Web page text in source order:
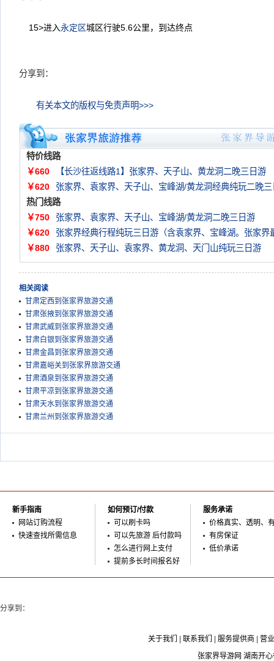
15>进入永定区城区行驶5.6公里，到达终点
分享到：
有关本文的版权与免责声明>>>
特价线路
￥660
【长沙往返线路1】张家界、天子山、黄龙洞二晚三日游
￥620
张家界、袁家界、天子山、宝峰湖/黄龙洞经典纯玩二晚三
热门线路
￥750
张家界、袁家界、天子山、宝峰湖/黄龙洞二晚三日游
￥620
张家界经典行程纯玩三日游（含袁家界、宝峰湖。张家界
￥880
张家界、天子山、袁家界、黄龙洞、天门山纯玩三日游
相关阅读
甘肃定西到张家界旅游交通
甘肃张掖到张家界旅游交通
甘肃武威到张家界旅游交通
甘肃白银到张家界旅游交通
甘肃金昌到张家界旅游交通
甘肃嘉峪关到张家界旅游交通
甘肃酒泉到张家界旅游交通
甘肃平凉到张家界旅游交通
甘肃天水到张家界旅游交通
甘肃兰州到张家界旅游交通
新手指南
网站订购流程
快速查找所需信息
如何预订/付款
可以刷卡吗
可以先旅游 后付款吗
怎么进行网上支付
提前多长时间报名好
服务承诺
价格真实、透明、
有房保证
低价承诺
分享到：
关于我们 联系我们 服务提供商
营
张家界导游网 湖南开